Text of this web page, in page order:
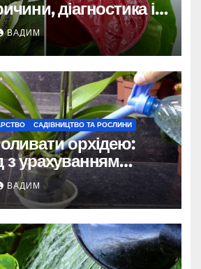
діагностика і
ВАДИМ
САДІВНИЦТВО ТА РОСЛИНИ
орхідею:
з урахуванням
ВАДИМ